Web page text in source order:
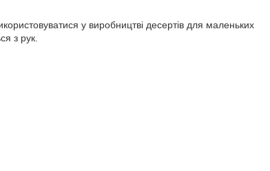
у виробництві десертів для маленьких
з рук.